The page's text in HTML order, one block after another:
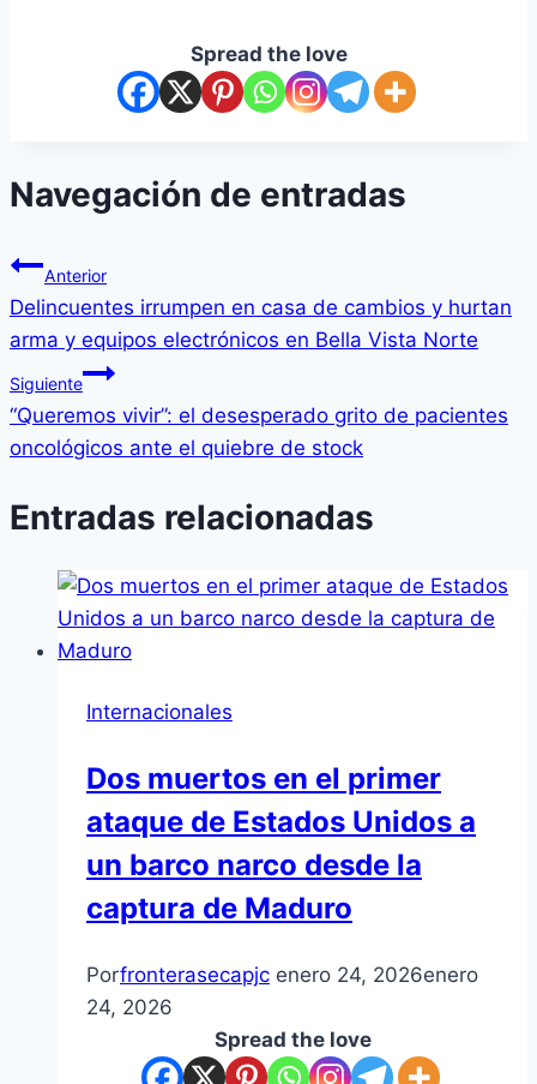
Spread the love
Navegación de entradas
Anterior
Delincuentes irrumpen en casa de cambios y hurtan
arma y equipos electrónicos en Bella Vista Norte
Siguiente
“Queremos vivir”: el desesperado grito de pacientes
oncológicos ante el quiebre de stock
Entradas relacionadas
Internacionales
Dos muertos en el primer
ataque de Estados Unidos a
un barco narco desde la
captura de Maduro
Porfronterasecapjc enero 24, 2026enero
24, 2026
Spread the love